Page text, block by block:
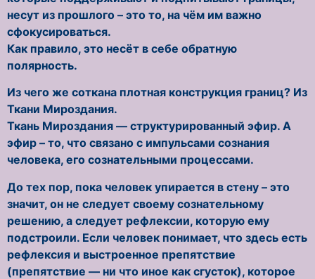
несут из прошлого – это то, на чём им важно
сфокусироваться.
Как правило, это несёт в себе обратную
полярность.
Из чего же соткана плотная конструкция границ? Из
Ткани Мироздания.
Ткань Мироздания — структурированный эфир. А
эфир – то, что связано с импульсами сознания
человека, его сознательными процессами.
До тех пор, пока человек упирается в стену – это
значит, он не следует своему сознательному
решению, а следует рефлексии, которую ему
подстроили. Если человек понимает, что здесь есть
рефлексия и выстроенное препятствие
(препятствие — ни что иное как сгусток), которое